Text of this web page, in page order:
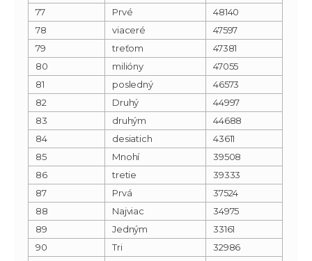
77
Prvé
48140
78
viaceré
47597
79
treťom
47381
80
milióny
47055
81
posledný
46573
82
Druhý
44997
83
druhým
44688
84
desiatich
43611
85
Mnohí
39508
86
tretie
39333
87
Prvá
37524
88
Najviac
34975
89
Jedným
33161
90
Tri
32986